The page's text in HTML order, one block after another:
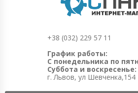
+38 (032) 229 57 11
График работы:
С понедельника по
Суббота и
г. Львов, ул Шевченка,154